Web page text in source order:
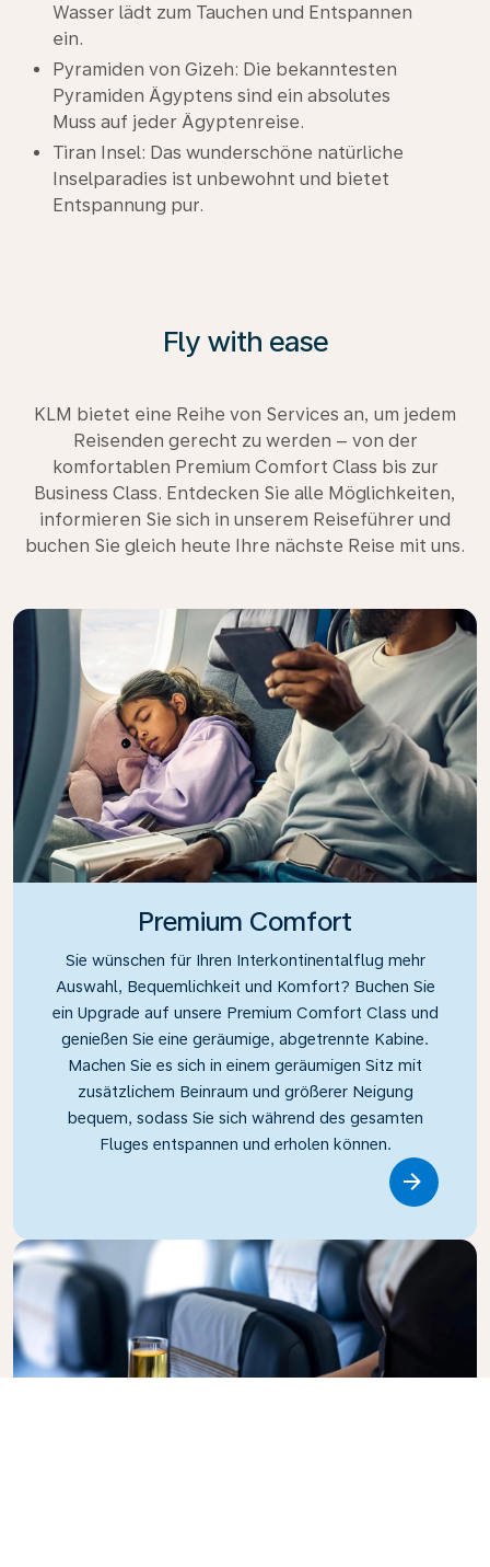
Wasser lädt zum Tauchen und Entspannen
ein.
Pyramiden von Gizeh: Die bekanntesten
Pyramiden Ägyptens sind ein absolutes
Muss auf jeder Ägyptenreise.
Tiran Insel: Das wunderschöne natürliche
Inselparadies ist unbewohnt und bietet
Entspannung pur.
Fly with ease
KLM bietet eine Reihe von Services an, um jedem
Reisenden gerecht zu werden – von der
komfortablen Premium Comfort Class bis zur
Business Class. Entdecken Sie alle Möglichkeiten,
informieren Sie sich in unserem Reiseführer und
buchen Sie gleich heute Ihre nächste Reise mit uns.
Premium Comfort
Sie wünschen für Ihren Interkontinentalflug mehr
Auswahl, Bequemlichkeit und Komfort? Buchen Sie
ein Upgrade auf unsere Premium Comfort Class und
genießen Sie eine geräumige, abgetrennte Kabine.
Machen Sie es sich in einem geräumigen Sitz mit
zusätzlichem Beinraum und größerer Neigung
bequem, sodass Sie sich während des gesamten
Fluges entspannen und erholen können.